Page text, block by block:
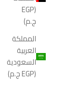
(EGP
ج.م)
المملكة
العربية
السعودية
(EGP ج.م)